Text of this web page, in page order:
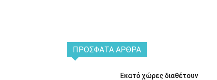
ΠΡΌΣΦΑΤΑ ΆΡΘΡΑ
Εκατό χώρες διαθέτουν